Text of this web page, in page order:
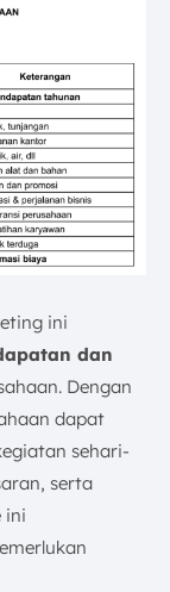
ini
dan
Dengan
dapat
sehari-
serta
ini